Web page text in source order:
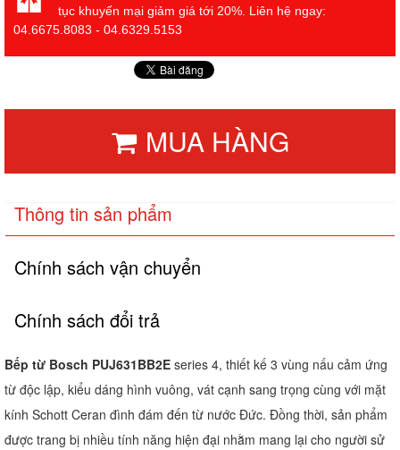
tục khuyến mại giảm giá tới 20%. Liên hệ ngay:
04.6675.8083 - 04.6329.5153
MUA HÀNG
Thông tin sản phẩm
Chính sách vận chuyển
Chính sách đổi trả
Bếp từ Bosch PUJ631BB2E series 4, thiết kế 3 vùng nấu cảm ứng
từ độc lập, kiểu dáng hình vuông, vát cạnh sang trọng cùng với mặt
kính Schott Ceran đình đám đến từ nước Đức. Đồng thời, sản phẩm
được trang bị nhiều tính năng hiện đại nhằm mang lại cho người sử